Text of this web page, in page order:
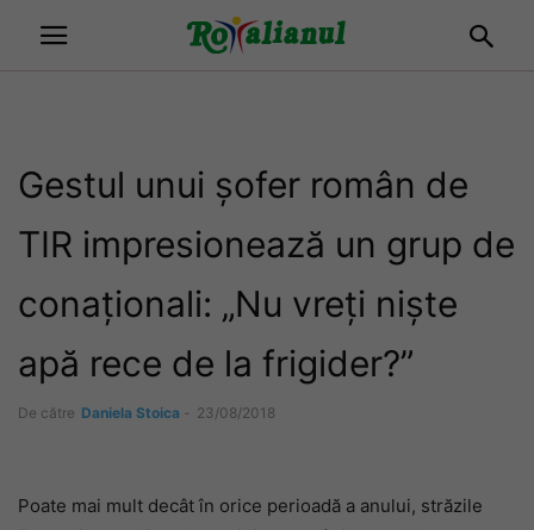
Gestul unui șofer român de
TIR impresionează un grup de
conaționali: „Nu vreți niște
apă rece de la frigider?”
De către Daniela Stoica - 23/08/2018
Poate mai mult decât în orice perioadă a anului, străzile